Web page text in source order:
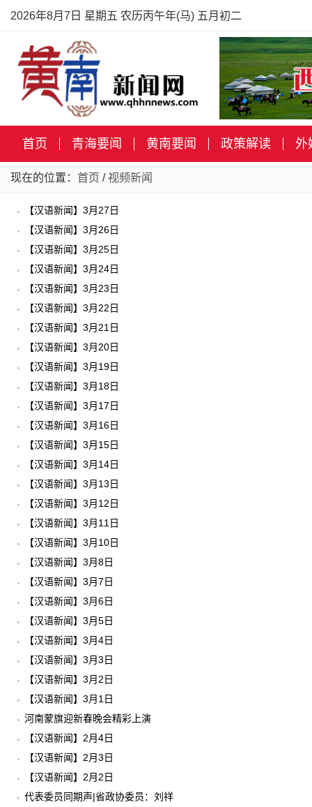
2026年8月7日 星期五 农历丙午年(马) 五月初二
首页 青海要闻 黄南要闻 政策解读 外
现在的位置： 首页 / 视频新闻
【汉语新闻】3月27日
【汉语新闻】3月26日
【汉语新闻】3月25日
【汉语新闻】3月24日
【汉语新闻】3月23日
【汉语新闻】3月22日
【汉语新闻】3月21日
【汉语新闻】3月20日
【汉语新闻】3月19日
【汉语新闻】3月18日
【汉语新闻】3月17日
【汉语新闻】3月16日
【汉语新闻】3月15日
【汉语新闻】3月14日
【汉语新闻】3月13日
【汉语新闻】3月12日
【汉语新闻】3月11日
【汉语新闻】3月10日
【汉语新闻】3月8日
【汉语新闻】3月7日
【汉语新闻】3月6日
【汉语新闻】3月5日
【汉语新闻】3月4日
【汉语新闻】3月3日
【汉语新闻】3月2日
【汉语新闻】3月1日
河南蒙旗迎新春晚会精彩上演
【汉语新闻】2月4日
【汉语新闻】2月3日
【汉语新闻】2月2日
代表委员同期声|省政协委员：刘祥